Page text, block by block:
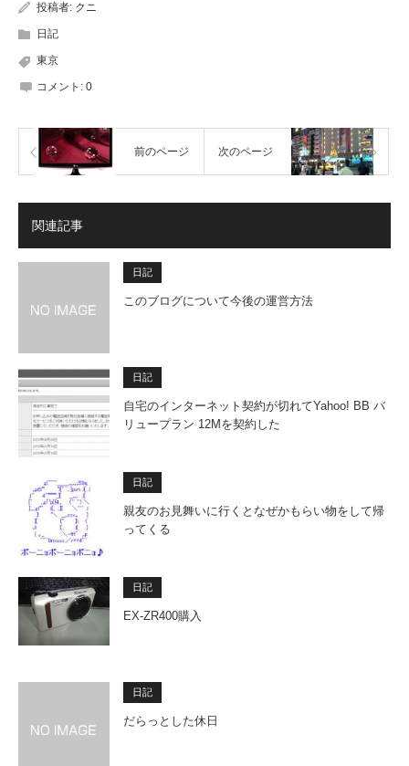
投稿者: クニ
日記
東京
コメント: 0
前のページ 次のページ
関連記事
日記
このブログについて今後の運営方法
日記
自宅のインターネット契約が切れてYahoo! BB バ
リュープラン 12Mを契約した
日記
親友のお見舞いに行くとなぜかもらい物をして帰
ってくる
日記
EX-ZR400購入
日記
だらっとした休日